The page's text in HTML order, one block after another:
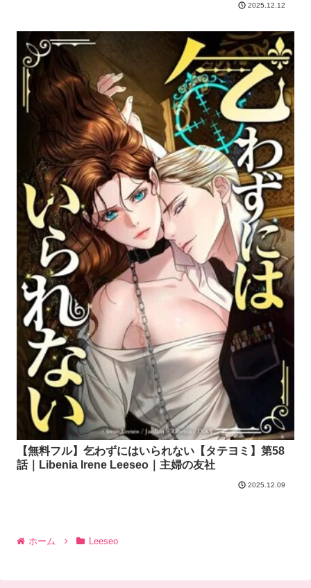
2025.12.12
【無料フル】乞わずにはいられない【タテヨミ】第58
話｜Libenia Irene Leeseo｜主婦の友社
2025.12.09
ホーム Leeseo